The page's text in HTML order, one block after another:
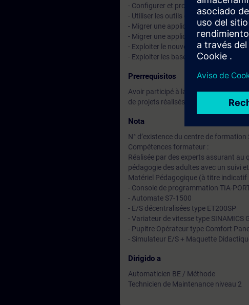
- Configurer et programmer une
- Utiliser les outils de mise en service
- Migrer une application une
- Migrer une application S7-300/400
- Exploiter le nouveau jeu
- Exploiter les bases de la
Prerrequisitos
Avoir participé à la Formation ST-
de projets réalisés avec STEP7 v5.
Nota
N° d’existence du centre de
Compétences formateur :
Réalisée par des experts assurant
pédagogie des adultes avec un suivi
Matériel Pédagogique (à titre indicatif
- Console de programmation TIA-
- Automate S7-1500
- E/S décentralisées type ET200SP
- Variateur de vitesse type SINAMICS
- Pupitre Opérateur type Comfort
- Simulateur E/S + Maquette
Dirigido a
Automaticien BE / Méthode
Technicien de Maintenance niveau 2